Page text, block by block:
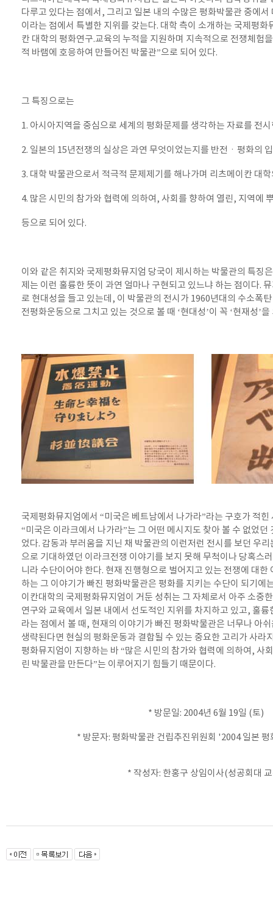
다루고 있다는 점에서, 그리고 일본 내의 수많은 평화박물관 중에
이라는 점에서 특별한 지위를 갖는다. 대학 측이 소개하는 국제평
칸 대학의 평화연구.교육의 누적을 지원하며 지속적으로 전쟁체험
적 바램에 호응하여 만들어진 박물관”으로 되어 있다.
그 특징으로는
1. 아시아지역을 중심으로 세계의 평화문제를 생각하는 자료를 전
2. 일본의 15년전쟁의 실상은 과연 무엇이었는지를 반전ㆍ평화의
3. 대학 박물관으로서 적극적 문제제기를 해나가며 리츠메이칸 대
4. 많은 시민의 참가와 협력에 의하여, 사회를 향하여 열린, 지역에
등으로 되어 있다.
이와 같은 취지와 국제평화뮤지엄 당국이 제시하는 박물관의 특징
제는 이런 훌륭한 뜻이 과연 얼마나 구현되고 있느냐 하는 점이다.
로 현대성을 들고 있는데, 이 박물관의 전시가 1960년대의 수소폭
전평화운동으로 그치고 있는 것으로 볼 때 ‘현대성’이 꼭 ‘현재성’
국제평화뮤지엄에서 “미국은 베트남에서 나가라”라는 구호가 적
“미국은 이라크에서 나가라”는 그 어떤 메시지도 찾아 볼 수 없었던
었다. 감동과 부러움을 지닌 채 박물관의 이런저런 전시를 보던 우
으로 기대하였던 이라크전쟁 이야기를 보지 못해 무척이나 당혹스
니라 수단이어야 한다. 현재 진행형으로 벌어지고 있는 전쟁에 대
하는 그 이야기가 빠진 평화박물관은 평화를 지키는 수단이 되기에
이칸대학의 국제평화뮤지엄이 거둔 성취는 그 자체로서 아주 소중
연구와 교육에서 일본 내에서 선도적인 지위를 차지하고 있고, 훌
라는 점에서 볼 때, 현재의 이야기가 빠진 평화박물관은 너무나 아
생략된다면 현실의 평화운동과 결합될 수 있는 중요한 고리가 사라
평화뮤지엄이 지향하는 바 “많은 시민의 참가와 협력에 의하여, 사
린 박물관을 만든다”는 이루어지기 힘들기 때문이다.
* 방문일: 2004년 6월 19일 (토)
* 방문자: 평화박물관 건립추진위원회 '2004 일본
* 작성자: 한홍구 상임이사(성공회대